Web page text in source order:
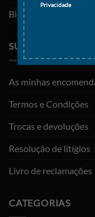
Privacidade
Blog
SUPORTE
As minhas
Termos e Condições
Trocas e devoluções
Resolução de litígios
Livro de reclamações
CATEGORIAS